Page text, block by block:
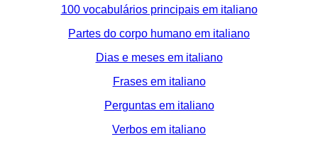
100 vocabulários principais em italiano
Partes do corpo humano em italiano
Dias e meses em italiano
Frases em italiano
Perguntas em italiano
Verbos em italiano